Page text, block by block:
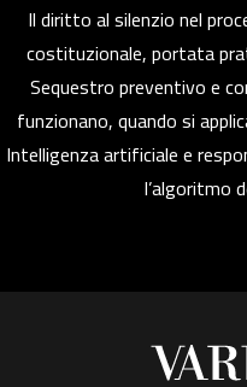
Il diritto al silenzio nel
costituzionale, portata
Sequestro preventivo e
funzionano, quando si
Intelligenza artificiale e
l’algoritmo